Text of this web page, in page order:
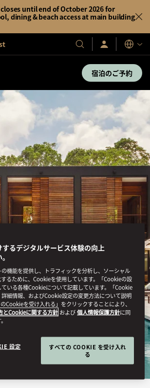
until end of October 2026 for
dining & beach access at main building
当
社
ゾ
ー
ト
サ
イ
ン
／
す
表
示
言
語
宿泊のご予約
るデジタルサービス体験の向上
機能を提供し、トラフィックを分析し、ソーシャル
るために、Cookieを使用しています。「Cookieの設
いる各種Cookieについて記載しています。「Cookie
細情報、およびCookie設定の変更方法について説明
Cookieを受け入れる」をクリックすることにより、
とCookieに関する方針 および個人情報保護方針に同
設定
すべての COOKIE を受け入れ
る